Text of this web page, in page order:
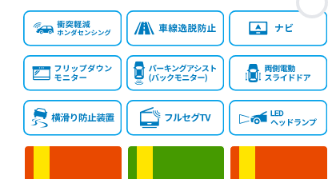
払
総
額
安い順 高い順
年
式
新しい順 古い順
走
行
少ない順 多い順